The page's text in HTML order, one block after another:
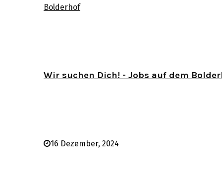
Bolderhof
Wir suchen Dich! - Jobs auf dem
16 Dezember, 2024